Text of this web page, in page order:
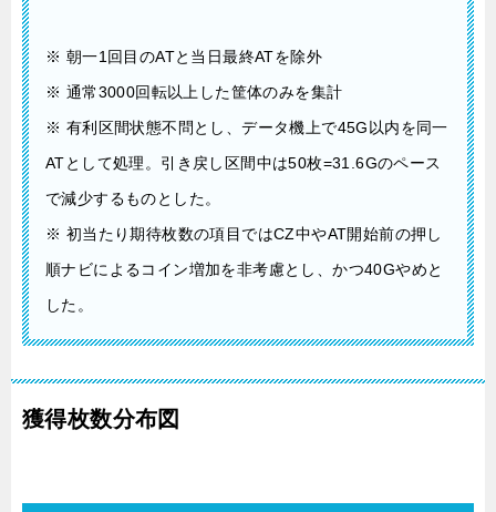
※ 朝一1回目のATと当日最終ATを除外
※ 通常3000回転以上した筐体のみを集計
※ 有利区間状態不問とし、データ機上で45G以内を同一
ATとして処理。引き戻し区間中は50枚=31.6Gのペース
で減少するものとした。
※ 初当たり期待枚数の項目ではCZ中やAT開始前の押し
順ナビによるコイン増加を非考慮とし、かつ40Gやめと
した。
獲得枚数分布図